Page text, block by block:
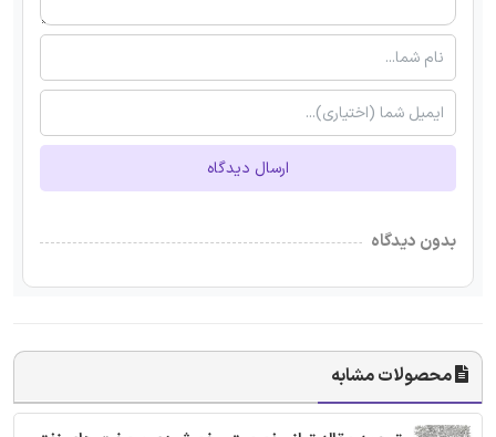
ارسال دیدگاه
بدون دیدگاه
محصولات مشابه